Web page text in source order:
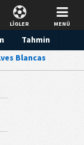
LİGLER MENÜ
Tahmin
Blancas